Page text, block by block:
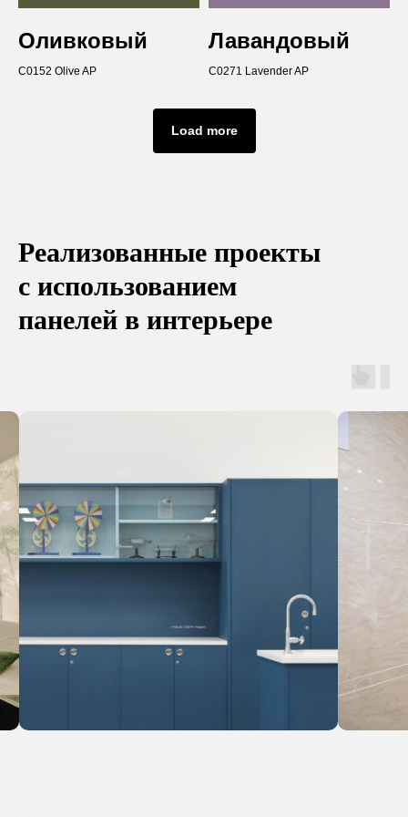
Оливковый
C0152 Olive AP
Лавандовый
C0271 Lavender AP
Load more
Реализованные проекты
с использованием
панелей в интерьере
каталог продукции в подарок.